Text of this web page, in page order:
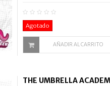
Agotado
AÑADIR AL CARRITO
THE UMBRELLA